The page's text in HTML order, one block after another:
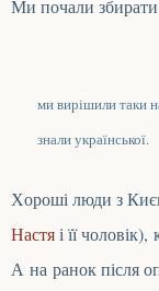
Ми почали збирати
ми вирішили таки
знали української.
Хороші люди з
Настяі її чоловік),
А на ранок після